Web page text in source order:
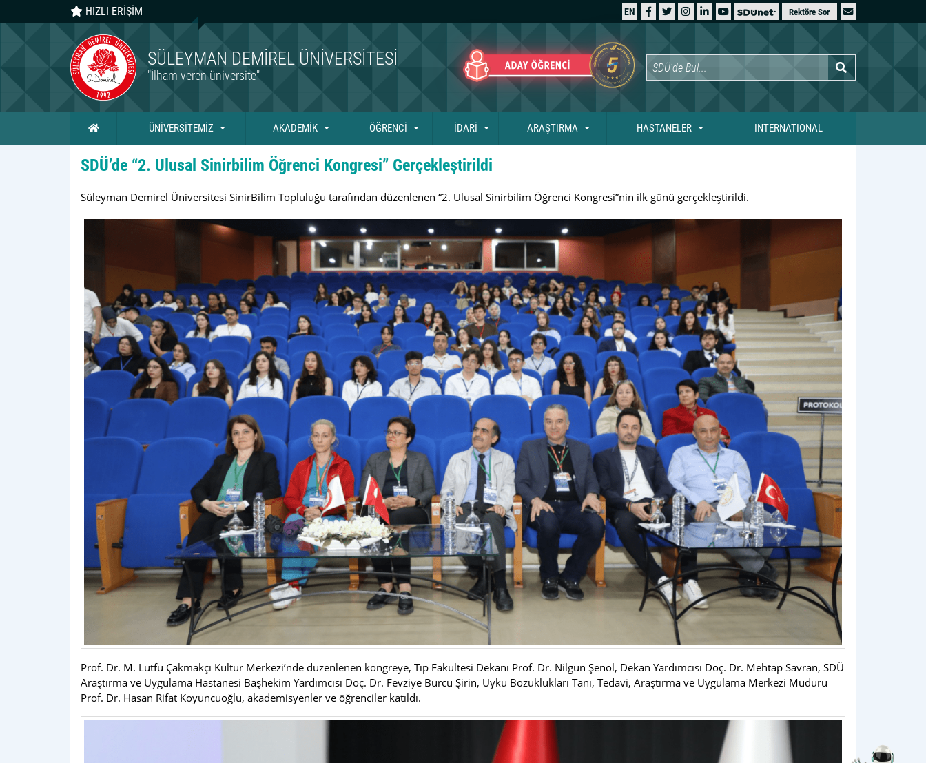
HIZLI ERİŞİM EN Rektöre Sor
SÜLEYMAN DEMIREL ÜNIVERSITESI
"İlham veren üniversite"
Ana Sayfa ÜNİVERSİTEMİZ AKADEMİK ÖĞRENCİ İDARİ ARAŞTIRMA HASTANELER INTERNATIONAL
SDÜ’de “2. Ulusal Sinirbilim Öğrenci Kongresi” Gerçekleştirildi
Süleyman Demirel Üniversitesi SinirBilim Topluluğu tarafından düzenlenen “2. Ulusal Sinirbilim Öğrenci Kongresi”nin ilk günü gerçekleştirildi.
Prof. Dr. M. Lütfü Çakmakçı Kültür Merkezi’nde düzenlenen kongreye, Tıp Fakültesi Dekanı Prof. Dr. Nilgün Şenol, Dekan Yardımcısı Doç. Dr. Mehtap Savran, SDÜ
Araştırma ve Uygulama Hastanesi Başhekim Yardımcısı Doç. Dr. Fevziye Burcu Şirin, Uyku Bozuklukları Tanı, Tedavi, Araştırma ve Uygulama Merkezi Müdürü
Prof. Dr. Hasan Rifat Koyuncuoğlu, akademisyenler ve öğrenciler katıldı.